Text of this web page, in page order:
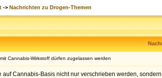
-> Nachrichten zu Drogen-Themen
Cannabis-Wirkstoff dürfen zugelassen werden
Cannabis-Basis nicht nur verschrieben werden,